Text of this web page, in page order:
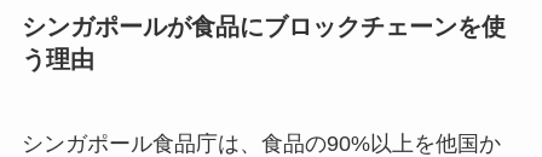
シンガポールが食品にブロックチェーンを使
う理由
シンガポール食品庁は、食品の90%以上を他国か